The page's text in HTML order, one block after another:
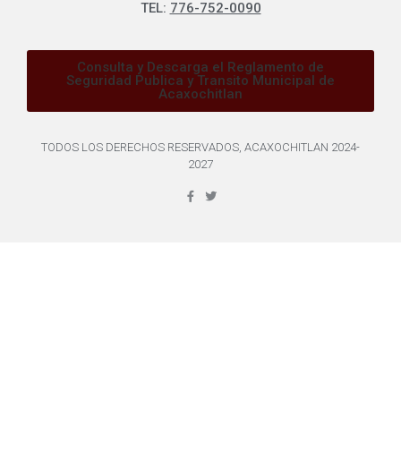
TEL: 776-752-0090
Consulta y Descarga el Reglamento de
Seguridad Publica y Transito Municipal de
Acaxochitlan
TODOS LOS DERECHOS RESERVADOS, ACAXOCHITLAN 2024-
2027